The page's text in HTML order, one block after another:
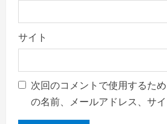
サイト
次回のコメントで使用するた
の名前、メールアドレス、サイ